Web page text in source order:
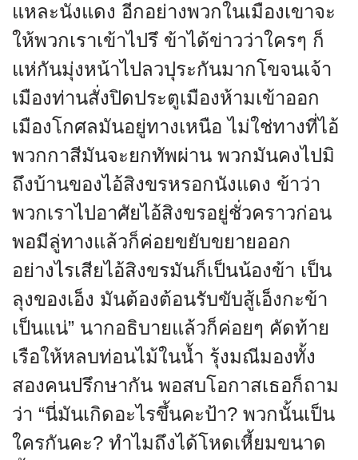
แหละนังแดง อีกอย่างพวกในเมืองเขาจะ
ให้พวกเราเข้าไปรึ ข้าได้ข่าวว่าใครๆ ก็
แห่กันมุ่งหน้าไปลวปุระกันมากโขจนเจ้า
เมืองท่านสั่งปิดประตูเมืองห้ามเข้าออก
เมืองโกศลมันอยู่ทางเหนือ ไม่ใช่ทางที่ไอ้
พวกกาสีมันจะยกทัพผ่าน พวกมันคงไปมิ
ถึงบ้านของไอ้สิงขรหรอกนังแดง ข้าว่า
พวกเราไปอาศัยไอ้สิงขรอยู่ชั่วคราวก่อน
พอมีลู่ทางแล้วก็ค่อยขยับขยายออก
อย่างไรเสียไอ้สิงขรมันก็เป็นน้องข้า เป็น
ลุงของเอ็ง มันต้องต้อนรับขับสู้เอ็งกะข้า
เป็นแน่” นากอธิบายแล้วก็ค่อยๆ คัดท้าย
เรือให้หลบท่อนไม้ในน้ำ รุ้งมณีมองทั้ง
สองคนปรึกษากัน พอสบโอกาสเธอก็ถาม
ว่า “นี่มันเกิดอะไรขึ้นคะป้า? พวกนั้นเป็น
ใครกันคะ? ทำไมถึงได้โหดเหี้ยมขนาด